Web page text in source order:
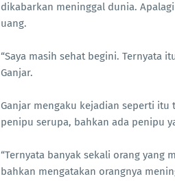
dikabarkan meninggal dunia.
uang.
“Saya masih sehat begini. Ternyata
Ganjar.
Ganjar mengaku kejadian seperti
penipu serupa, bahkan ada penipu
“Ternyata banyak sekali orang yang
bahkan mengatakan orangnya